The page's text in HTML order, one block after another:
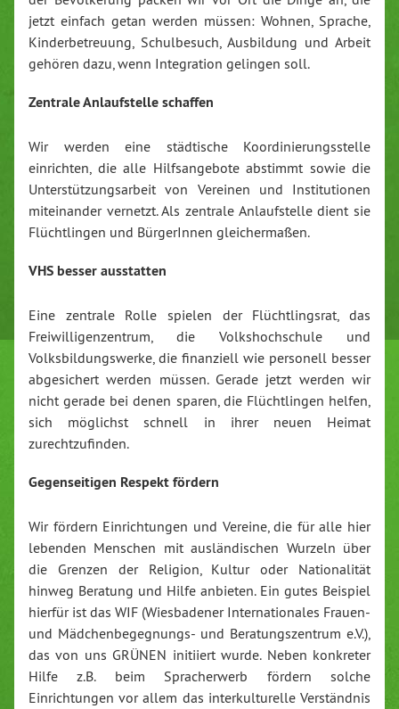
jetzt einfach getan werden müssen: Wohnen, Sprache,
Kinderbetreuung, Schulbesuch, Ausbildung und Arbeit
gehören dazu, wenn Integration gelingen soll.
Zentrale Anlaufstelle schaffen
Wir werden eine städtische Koordinierungsstelle
einrichten, die alle Hilfsangebote abstimmt sowie die
Unterstützungsarbeit von Vereinen und Institutionen
miteinander vernetzt. Als zentrale Anlaufstelle dient sie
Flüchtlingen und BürgerInnen gleichermaßen.
VHS besser ausstatten
Eine zentrale Rolle spielen der Flüchtlingsrat, das
Freiwilligenzentrum, die Volkshochschule und
Volksbildungswerke, die finanziell wie personell besser
abgesichert werden müssen. Gerade jetzt werden wir
nicht gerade bei denen sparen, die Flüchtlingen helfen,
sich möglichst schnell in ihrer neuen Heimat
zurechtzufinden.
Gegenseitigen Respekt fördern
Wir fördern Einrichtungen und Vereine, die für alle hier
lebenden Menschen mit ausländischen Wurzeln über
die Grenzen der Religion, Kultur oder Nationalität
hinweg Beratung und Hilfe anbieten. Ein gutes Beispiel
hierfür ist das WIF (Wiesbadener Internationales Frauen-
und Mädchenbegegnungs- und Beratungszentrum e.V.),
das von uns GRÜNEN initiiert wurde. Neben konkreter
Hilfe z.B. beim Spracherwerb fördern solche
Einrichtungen vor allem das interkulturelle Verständnis